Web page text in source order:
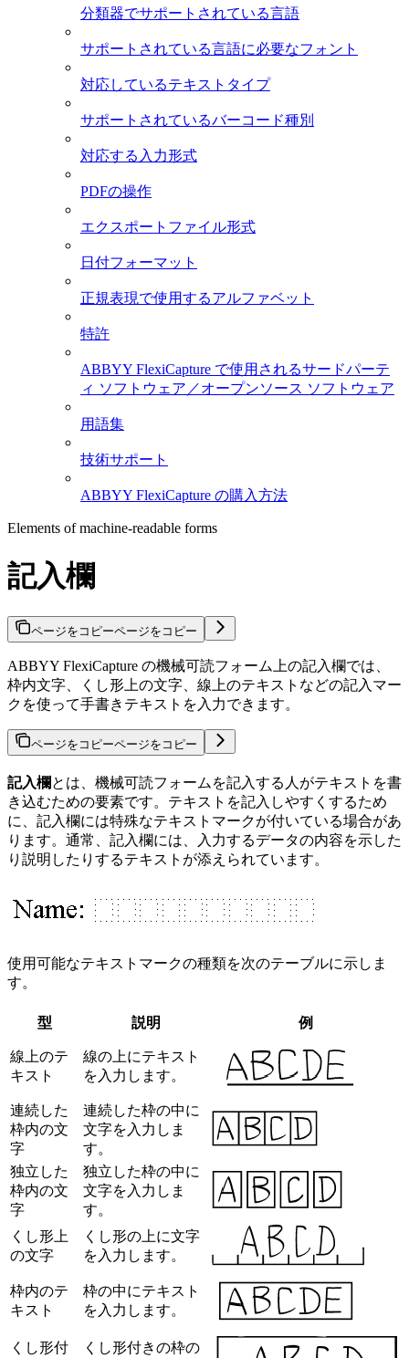
分類器でサポートされている言語
サポートされている言語に必要なフォント
対応しているテキストタイプ
サポートされているバーコード種別
対応する入力形式
PDFの操作
エクスポートファイル形式
日付フォーマット
正規表現で使用するアルファベット
特許
ABBYY FlexiCapture で使用されるサードパーテ
ィ ソフトウェア／オープンソース ソフトウェア
用語集
技術サポート
ABBYY FlexiCapture の購入方法
Elements of machine-readable forms
記入欄
ページをコピーページをコピー
ABBYY FlexiCapture の機械可読フォーム上の記入欄では、
枠内文字、くし形上の文字、線上のテキストなどの記入マー
クを使って手書きテキストを入力できます。
ページをコピーページをコピー
記入欄とは、機械可読フォームを記入する人がテキストを書
き込むための要素です。テキストを記入しやすくするため
に、記入欄には特殊なテキストマークが付いている場合があ
ります。通常、記入欄には、入力するデータの内容を示した
り説明したりするテキストが添えられています。
使用可能なテキストマークの種類を次のテーブルに示しま
す。
型 説明 例
線上のテ
キスト
線の上にテキスト
を入力します。
連続した
枠内の文
字
連続した枠の中に
文字を入力しま
す。
独立した
枠内の文
字
独立した枠の中に
文字を入力しま
す。
くし形上
の文字
くし形の上に文字
を入力します。
枠内のテ
キスト
枠の中にテキスト
を入力します。
くし形付
くし形付きの枠の